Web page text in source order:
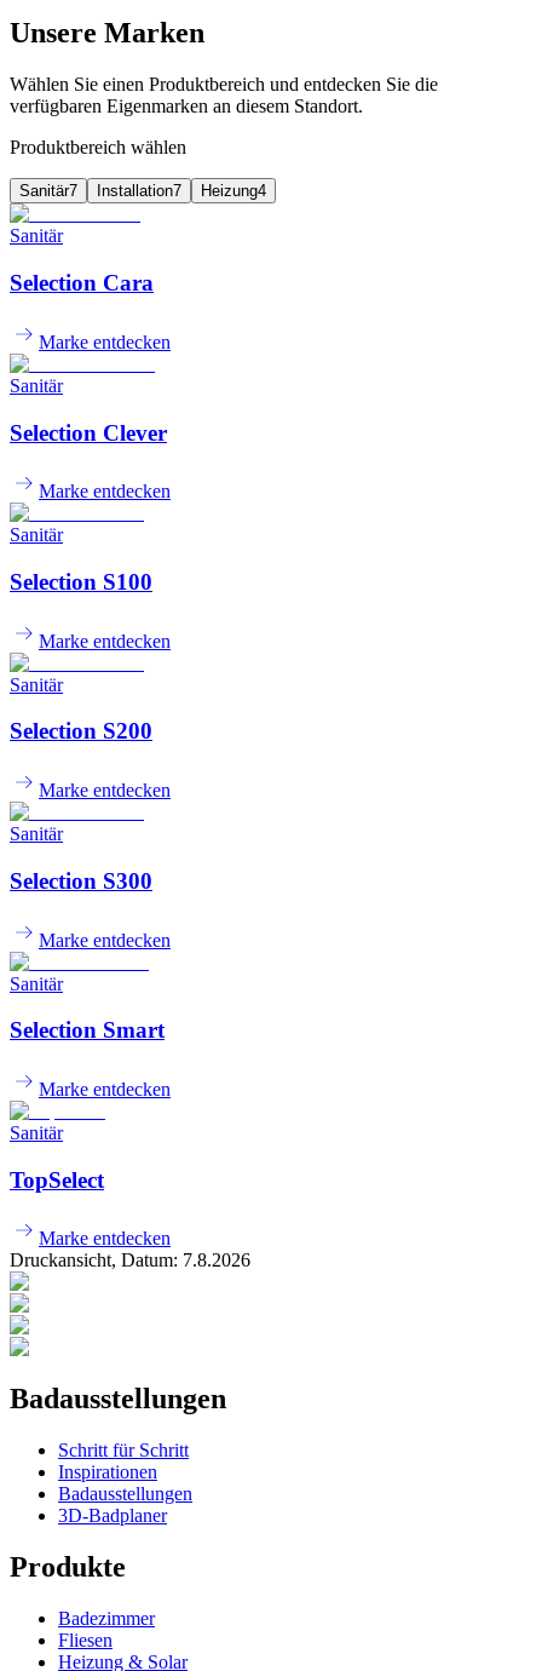
Unsere Marken
Wählen Sie einen Produktbereich und entdecken Sie die
verfügbaren Eigenmarken an diesem Standort.
Produktbereich wählen
Sanitär7 Installation7 Heizung4
Sanitär
Selection Cara
Marke entdecken
Sanitär
Selection Clever
Marke entdecken
Sanitär
Selection S100
Marke entdecken
Sanitär
Selection S200
Marke entdecken
Sanitär
Selection S300
Marke entdecken
Sanitär
Selection Smart
Marke entdecken
Sanitär
TopSelect
Marke entdecken
Druckansicht, Datum: 7.8.2026
Badausstellungen
Schritt für Schritt
Inspirationen
Badausstellungen
3D-Badplaner
Produkte
Badezimmer
Fliesen
Heizung & Solar